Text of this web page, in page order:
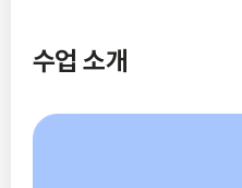
수업 소개